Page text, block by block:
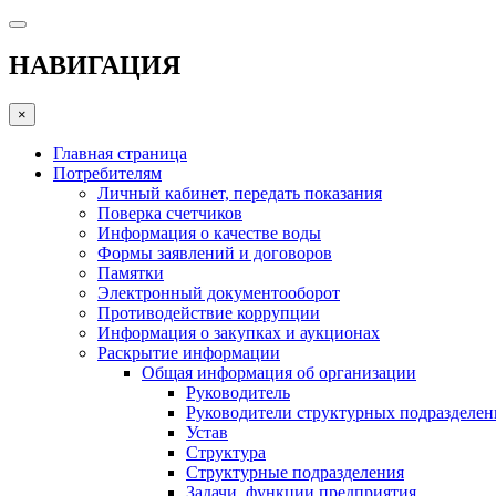
НАВИГАЦИЯ
×
Главная страница
Потребителям
Личный кабинет, передать показания
Поверка счетчиков
Информация о качестве воды
Формы заявлений и договоров
Памятки
Электронный документооборот
Противодействие коррупции
Информация о закупках и аукционах
Раскрытие информации
Общая информация об организации
Руководитель
Руководители структурных
Устав
Структура
Структурные подразделения
Задачи, функции предприятия